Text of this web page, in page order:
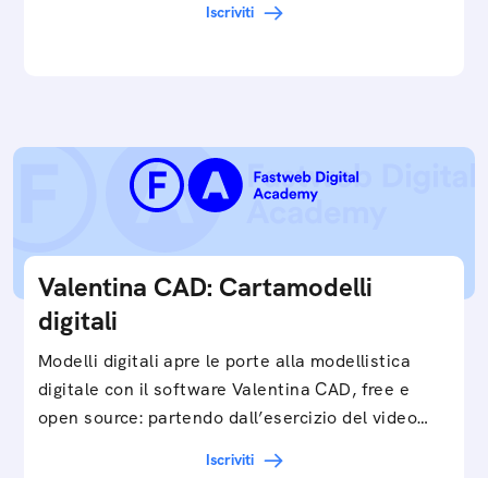
Iscriviti
Valentina CAD: Cartamodelli
digitali
Modelli digitali apre le porte alla modellistica
digitale con il software Valentina CAD, free e
open source: partendo dall’esercizio del video…
Iscriviti